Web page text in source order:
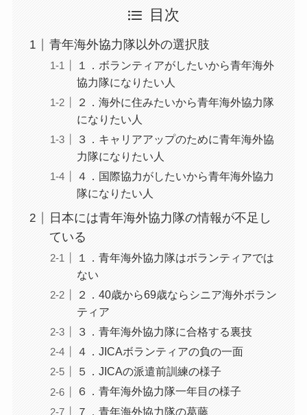
目次
青年海外協力隊以外の選択肢
１．ボランティアがしたいから青年海外
協力隊になりたい人
２．海外に住みたいから青年海外協力隊
になりたい人
３．キャリアアップのために青年海外協
力隊になりたい人
４．国際協力がしたいから青年海外協力
隊になりたい人
日本には青年海外協力隊の情報が不足し
ている
１．青年海外協力隊はボランティアでは
ない
２．40歳から69歳ならシニア海外ボラン
ティア
３．青年海外協力隊に合格する裏技
４．JICAボランティアの負の一面
５．JICAの派遣前訓練の様子
６．青年海外協力隊一年目の様子
７．青年海外協力隊の葛藤